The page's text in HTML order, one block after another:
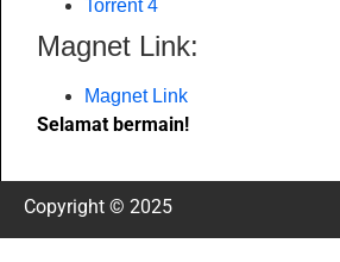
Torrent 4
Magnet Link:
Magnet Link
Selamat bermain!
Copyright © 2025